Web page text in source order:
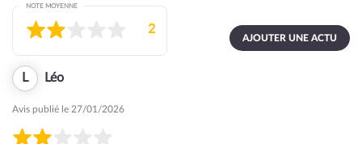
AJOUTER UNE ACTU
NOTE MOYENNE
2
L Léo
Avis publié le 27/01/2026